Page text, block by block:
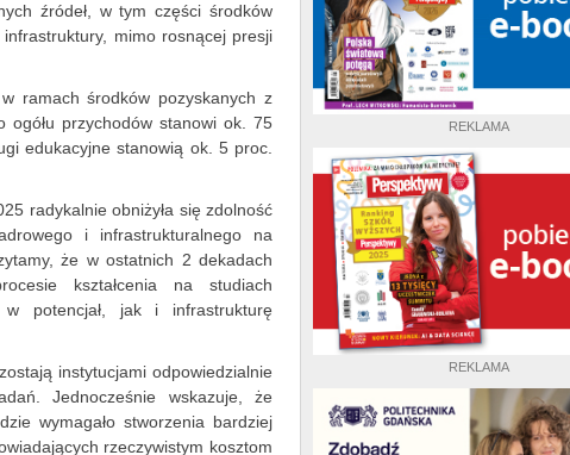
REKLAMA
REKLAMA
źródeł, w tym części środków
mimo rosnącej presji
ramach środków pozyskanych z
ogółu przychodów stanowi ok. 75
edukacyjne stanowią ok. 5 proc.
radykalnie obniżyła się zdolność
i infrastrukturalnego na
że w ostatnich 2 dekadach
kształcenia na studiach
w potencjał, jak i infrastrukturę
instytucjami odpowiedzialnie
Jednocześnie wskazuje, że
wymagało stworzenia bardziej
rzeczywistym kosztom